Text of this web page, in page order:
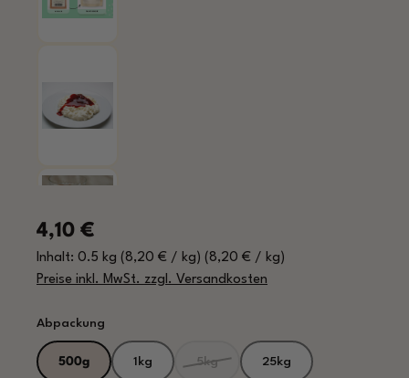
Regulärer Preis:
4,10 €
Inhalt: 0.5 kg (8,20 € / kg) (8,20 € / kg)
Preise inkl. MwSt. zzgl. Versandkosten
Abpackung
500g 1kg 5kg
(Diese Option ist zurzeit nicht
25kg